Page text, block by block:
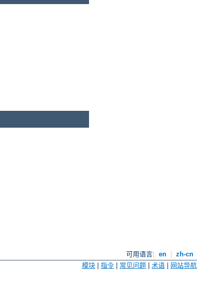
可用语言: en
zh-cn
模块 指令 常见问题 术语 网站导航